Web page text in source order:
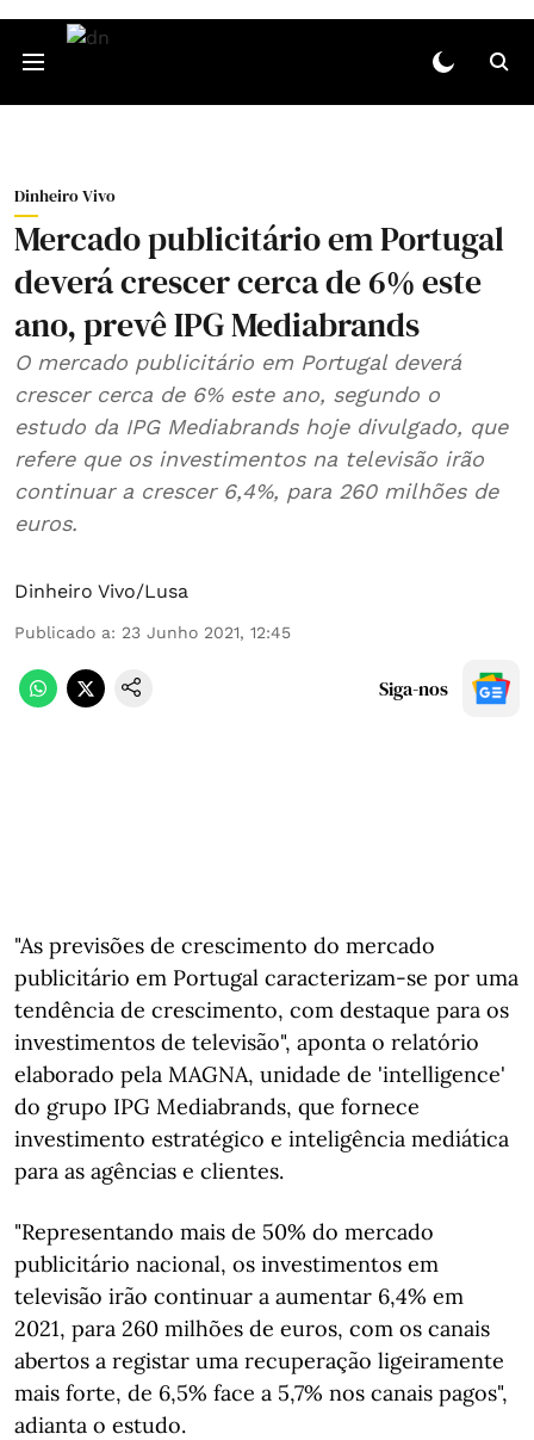
Dinheiro Vivo
Mercado publicitário em Portugal
deverá crescer cerca de 6% este
ano, prevê IPG Mediabrands
O mercado publicitário em Portugal deverá
crescer cerca de 6% este ano, segundo o
estudo da IPG Mediabrands hoje divulgado, que
refere que os investimentos na televisão irão
continuar a crescer 6,4%, para 260 milhões de
euros.
Dinheiro Vivo/Lusa
Publicado a: 23 Junho 2021, 12:45
Siga-nos
"As previsões de crescimento do mercado
publicitário em Portugal caracterizam-se por uma
tendência de crescimento, com destaque para os
investimentos de televisão", aponta o relatório
elaborado pela MAGNA, unidade de 'intelligence'
do grupo IPG Mediabrands, que fornece
investimento estratégico e inteligência mediática
para as agências e clientes.
"Representando mais de 50% do mercado
publicitário nacional, os investimentos em
televisão irão continuar a aumentar 6,4% em
2021, para 260 milhões de euros, com os canais
abertos a registar uma recuperação ligeiramente
mais forte, de 6,5% face a 5,7% nos canais pagos",
adianta o estudo.